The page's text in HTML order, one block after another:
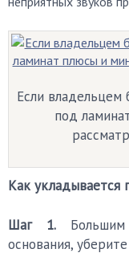
Если владельцем
под
Как укладывается
Шаг 1. Большим
основания,